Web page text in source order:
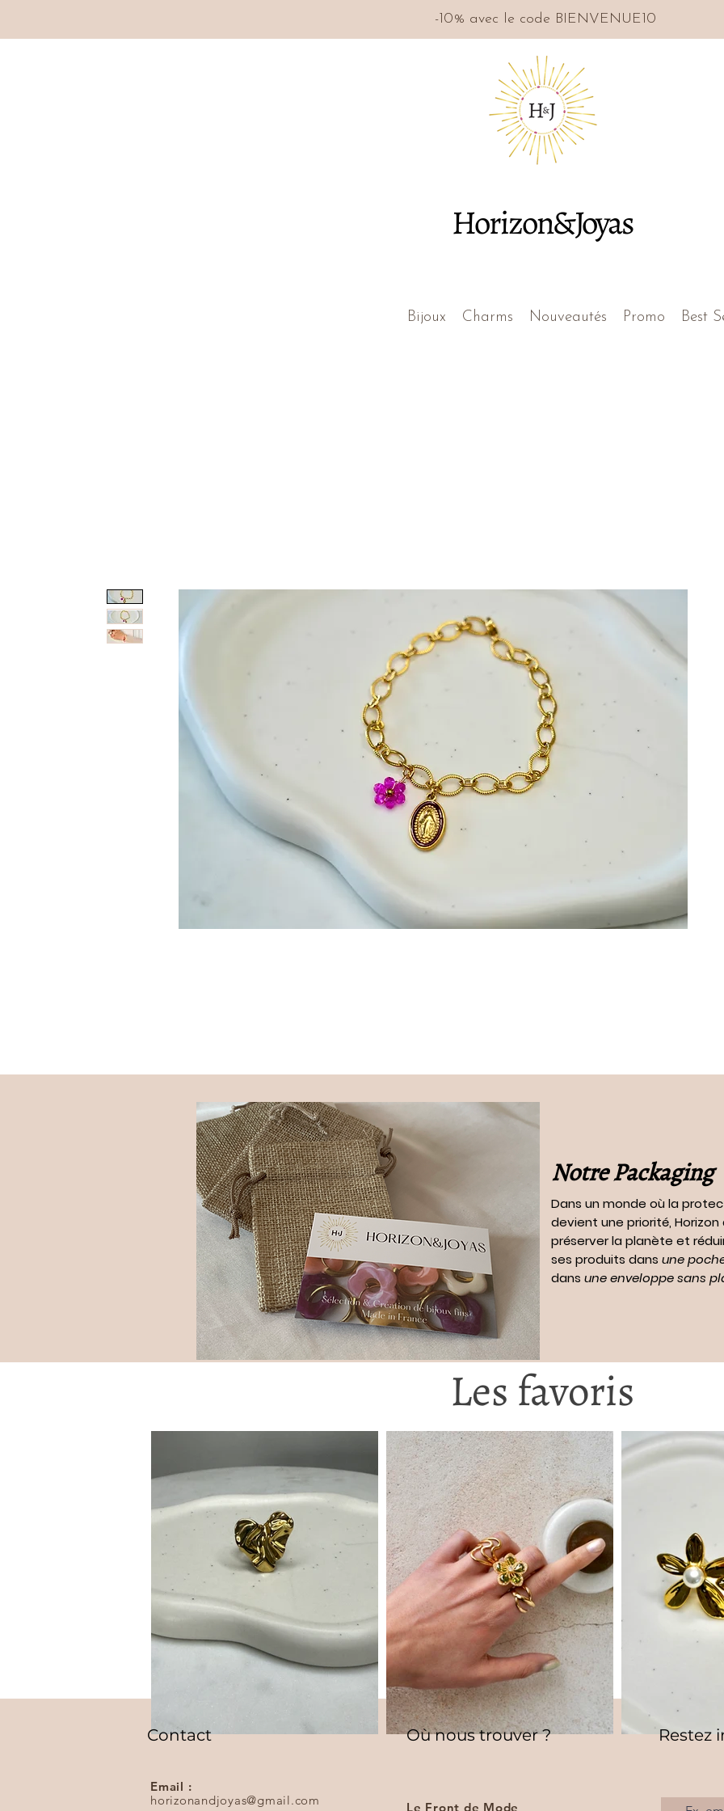
Horizon&Joyas
Bijoux Charms Nouveautés Promo Best
-10% avec le code BIENVENUE10
Notre Packaging
Dans un monde où la
devient une priorité,
préserver la planète et
ses produits dans une
dans une enveloppe sans
Les favoris
Contact
Email :
horizonandjoyas@gmail.com
Où nous trouver ?
Le Front de Mode
Restez